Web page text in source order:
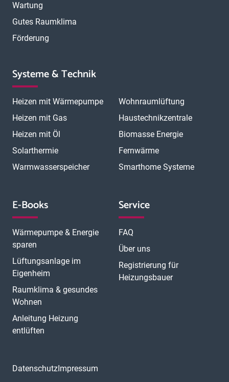
Wartung
Gutes Raumklima
Förderung
Systeme & Technik
Heizen mit Wärmepumpe
Heizen mit Gas
Heizen mit Öl
Solarthermie
Warmwasserspeicher
Wohnraumlüftung
Haustechnikzentrale
Biomasse Energie
Fernwärme
Smarthome Systeme
E-Books
Wärmepumpe & Energie
sparen
Lüftungsanlage im
Eigenheim
Raumklima & gesundes
Wohnen
Anleitung Heizung
entlüften
Service
FAQ
Über uns
Registrierung für
Heizungsbauer
Datenschutz Impressum